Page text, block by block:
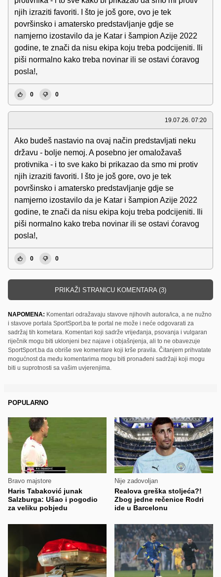
njih izraziti favoriti. I što je još gore, ovo je tek
površinsko i amatersko predstavljanje gdje se
namjerno izostavilo da je Katar i šampion Azije 2022
godine, te znači da nisu ekipa koju treba podcijeniti. Ili
piši normalno kako treba novinar ili se ostavi ćoravog
posla!,
0 0
19.07.26. 07:20
Ako budeš nastavio na ovaj način predstavljati neku
državu - bolje nemoj. A posebno jer omaložavaš
protivnika - i to sve kako bi prikazao da smo mi protiv
njih izraziti favoriti. I što je još gore, ovo je tek
površinsko i amatersko predstavljanje gdje se
namjerno izostavilo da je Katar i šampion Azije 2022
godine, te znači da nisu ekipa koju treba podcijeniti. Ili
piši normalno kako treba novinar ili se ostavi ćoravog
posla!,
0 0
PRIKAŽI STRANICU KOMENTARA (3)
NAPOMENA: Komentari odražavaju stavove njihovih autora/ica, a ne nužno
i stavove portala SportSport.ba te portal ne može i neće odgovarati za
sadržaj tih kometara. Komentari koji sadrže vrijeđanja, psovanja i vulgaran
riječnik mogu biti uklonjeni bez najave i objašnjenja, ali to ne obavezuje
SportSport.ba da obriše sve komentare koji krše pravila. Čitanjem prihvatate
mogućnost da među komentarima mogu biti pronađeni sadržaji koji mogu
biti u suprotnosti sa vašim uvjerenjima.
POPULARNO
Bravo majstore
Haris Tabaković junak
Salzburga: Ušao i pogodio
za veliku pobjedu
Nije zadovoljan
Realova greška stoljeća?!
Zbog jedne rečenice Rodri
ide u Barcelonu